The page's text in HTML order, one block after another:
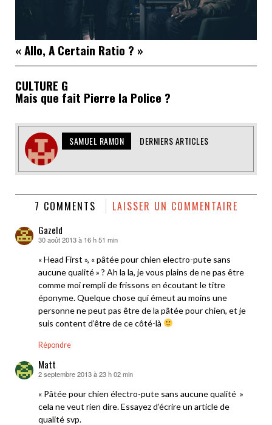
« Allo, A Certain Ratio ? »
CULTURE G
Mais que fait Pierre la Police ?
SAMUEL RAMON DERNIERS ARTICLES
7 COMMENTS LAISSER UN COMMENTAIRE
Gazeld
dit :
30 août 2013 à 16 h 51 min
« Head First », « pâtée pour chien electro-pute sans
aucune qualité » ? Ah la la, je vous plains de ne pas être
comme moi rempli de frissons en écoutant le titre
éponyme. Quelque chose qui émeut au moins une
personne ne peut pas être de la pâtée pour chien, et je
suis content d’être de ce côté-là
Répondre
Matt
dit :
2 septembre 2013 à 23 h 02 min
« Pâtée pour chien électro-pute sans aucune qualité »
cela ne veut rien dire. Essayez d’écrire un article de
qualité svp.